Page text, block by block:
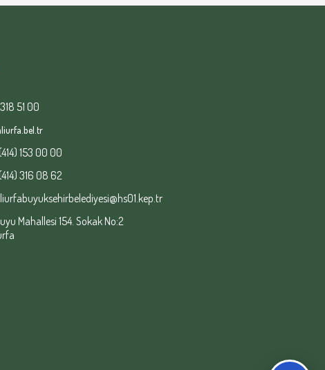
51 00
153 00 00
316 08 62
Mahallesi 154. Sokak No:2